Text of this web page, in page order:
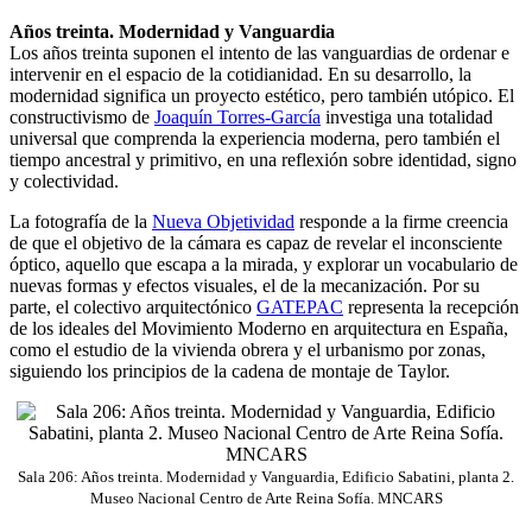
Años treinta. Modernidad y Vanguardia
Los años treinta suponen el intento de las vanguardias de ordenar e
intervenir en el espacio de la cotidianidad. En su desarrollo, la
modernidad significa un proyecto estético, pero también utópico. El
constructivismo de Joaquín Torres-García investiga una totalidad
universal que comprenda la experiencia moderna, pero también el
tiempo ancestral y primitivo, en una reflexión sobre identidad, signo
y colectividad.
La fotografía de la Nueva Objetividad responde a la firme creencia
de que el objetivo de la cámara es capaz de revelar el inconsciente
óptico, aquello que escapa a la mirada, y explorar un vocabulario de
nuevas formas y efectos visuales, el de la mecanización. Por su
parte, el colectivo arquitectónico GATEPAC representa la recepción
de los ideales del Movimiento Moderno en arquitectura en España,
como el estudio de la vivienda obrera y el urbanismo por zonas,
siguiendo los principios de la cadena de montaje de Taylor.
Sala 206: Años treinta. Modernidad y Vanguardia, Edificio Sabatini, planta 2.
Museo Nacional Centro de Arte Reina Sofía. MNCARS